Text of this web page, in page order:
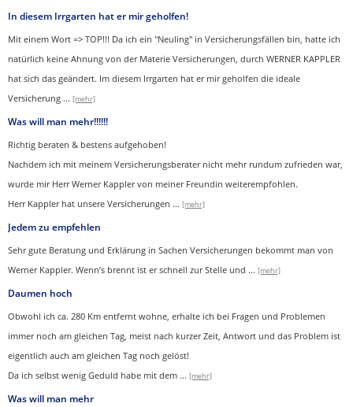
In diesem Irrgarten hat er mir geholfen!
Mit einem Wort => TOP!!! Da ich ein "Neuling" in Versicherungsfällen bin, hatte ich
natürlich keine Ahnung von der Materie Versicherungen, durch WERNER KAPPLER
hat sich das geändert. Im diesem Irrgarten hat er mir geholfen die ideale
Versicherung ... [mehr]
Was will man mehr!!!!!!
Richtig beraten & bestens aufgehoben!
Nachdem ich mit meinem Versicherungsberater nicht mehr rundum zufrieden war,
wurde mir Herr Werner Kappler von meiner Freundin weiterempfohlen.
Herr Kappler hat unsere Versicherungen ... [mehr]
Jedem zu empfehlen
Sehr gute Beratung und Erklärung in Sachen Versicherungen bekommt man von
Werner Kappler. Wenn’s brennt ist er schnell zur Stelle und ... [mehr]
Daumen hoch
Obwohl ich ca. 280 Km entfernt wohne, erhalte ich bei Fragen und Problemen
immer noch am gleichen Tag, meist nach kurzer Zeit, Antwort und das Problem ist
eigentlich auch am gleichen Tag noch gelöst!
Da ich selbst wenig Geduld habe mit dem ... [mehr]
Was will man mehr